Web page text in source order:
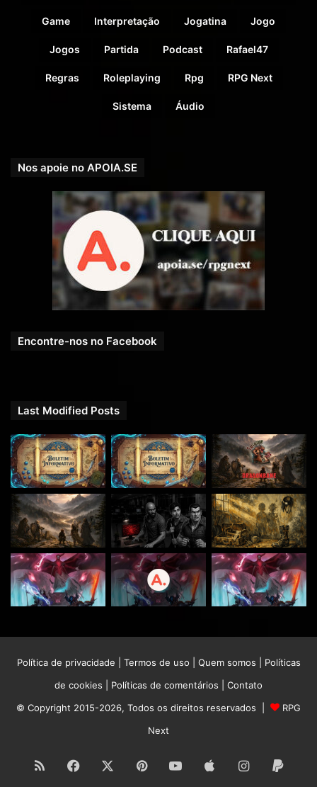
Game Interpretação Jogatina Jogo
Jogos Partida Podcast Rafael47
Regras Roleplaying Rpg RPG Next
Sistema Áudio
Nos apoie no APOIA.SE
Encontre-nos no Facebook
Last Modified Posts
Política de privacidade Termos de uso Quem somos
Políticas
de cookies
Políticas de comentários
Contato
© Copyright 2015-2026, Todos os direitos reservados |
RPG
Next
RSS Facebook PinterestYouTubeAppleInstagram